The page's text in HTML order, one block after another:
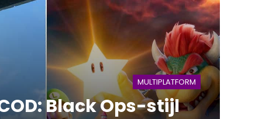
MULTIPLATFORM
Black Ops-stijl